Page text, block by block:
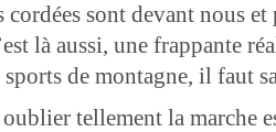
sont devant nous
là aussi, une frappante
de montagne, il faut
tellement la marche